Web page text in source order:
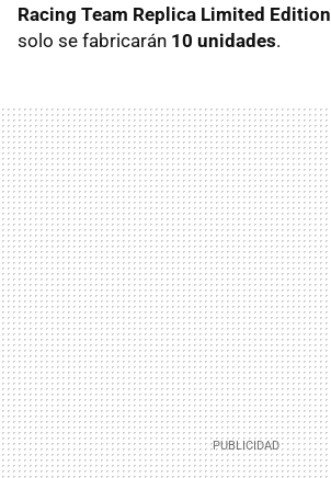
Racing Team Replica Limited Edition
solo se fabricarán 10 unidades.